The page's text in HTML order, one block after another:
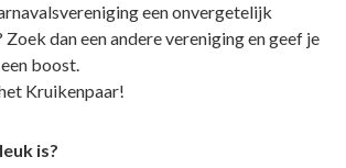
een onvergetelijk
Zoek dan een andere vereniging en geef je
boost.
Kruikenpaar!
is?